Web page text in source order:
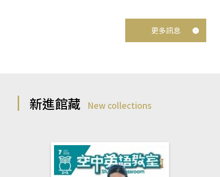
更多訊息
新進館藏 New collections